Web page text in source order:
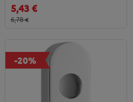
5,43 €
6,78 €
-20%